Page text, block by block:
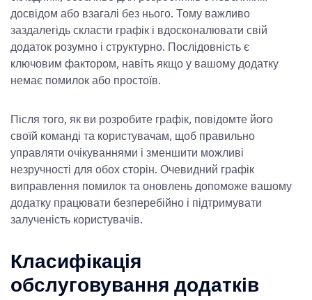
досвідом або взагалі без нього. Тому важливо
заздалегідь скласти графік і вдосконалювати свій
додаток розумно і структурно. Послідовність є
ключовим фактором, навіть якщо у вашому додатку
немає помилок або простоїв.
Після того, як ви розробите графік, повідомте його
своїй команді та користувачам, щоб правильно
управляти очікуваннями і зменшити можливі
незручності для обох сторін. Очевидний графік
виправлення помилок та оновлень допоможе вашому
додатку працювати безперебійно і підтримувати
залученість користувачів.
Класифікація
обслуговування додатків